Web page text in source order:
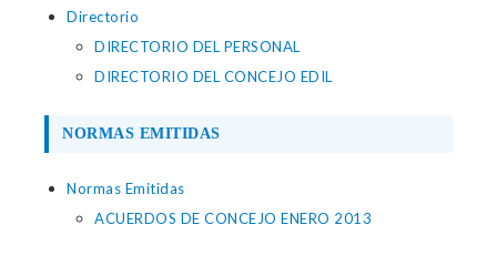
Directorio
DIRECTORIO DEL PERSONAL
DIRECTORIO DEL CONCEJO EDIL
NORMAS EMITIDAS
Normas Emitidas
ACUERDOS DE CONCEJO ENERO 2013